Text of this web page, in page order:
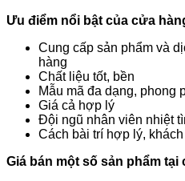
Ưu điểm nổi bật của cửa
Cung cấp sản phẩm và
hàng
Chất liệu tốt, bền
Mẫu mã đa dạng, phong
Giá cả hợp lý
Đội ngũ nhân viên nhiệt
Cách bài trí hợp lý,
Giá bán một số sản phẩm tại